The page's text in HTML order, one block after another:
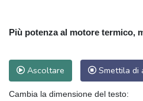
Più potenza al motore termico,
Ascoltare Smettila di
Cambia la dimensione del testo: